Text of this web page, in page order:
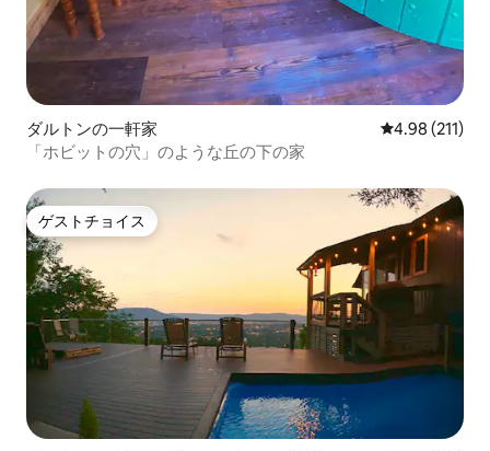
ダルトンの一軒家 レビュー211
4.98 (211)
「ホビットの穴」のような丘の下の家
ゲストチョイス
ゲストチョイス